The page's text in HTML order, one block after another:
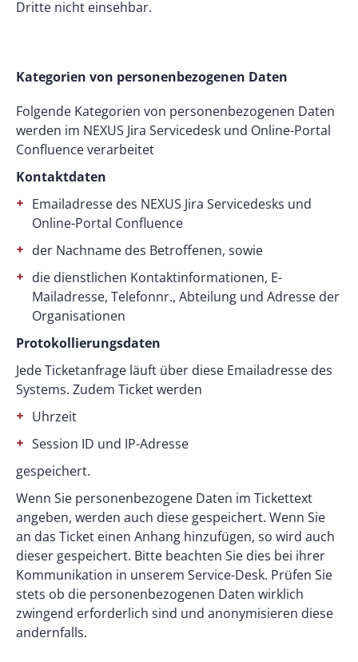
Dritte nicht einsehbar.
Kategorien von personenbezogenen Daten
Folgende Kategorien von personenbezogenen Daten
werden im NEXUS Jira Servicedesk und Online-Portal
Confluence verarbeitet
Kontaktdaten
Emailadresse des NEXUS Jira Servicedesks und
Online-Portal Confluence
der Nachname des Betroffenen, sowie
die dienstlichen Kontaktinformationen, E-
Mailadresse, Telefonnr., Abteilung und Adresse der
Organisationen
Protokollierungsdaten
Jede Ticketanfrage läuft über diese Emailadresse des
Systems. Zudem Ticket werden
Uhrzeit
Session ID und IP-Adresse
gespeichert.
Wenn Sie personenbezogene Daten im Tickettext
angeben, werden auch diese gespeichert. Wenn Sie
an das Ticket einen Anhang hinzufügen, so wird auch
dieser gespeichert. Bitte beachten Sie dies bei ihrer
Kommunikation in unserem Service-Desk. Prüfen Sie
stets ob die personenbezogenen Daten wirklich
zwingend erforderlich sind und anonymisieren diese
andernfalls.